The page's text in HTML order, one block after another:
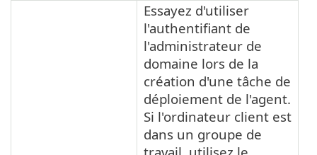
Essayez d'utiliser
l'authentifiant de
l'administrateur de
domaine lors de la
création d'une tâche de
déploiement de l'agent.
Si l'ordinateur client est
dans un groupe de